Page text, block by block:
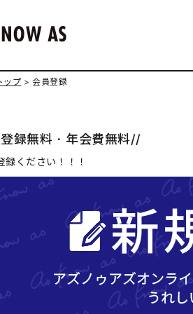
ップ 会員登録
録無料・年会費無料//
録ください！！！